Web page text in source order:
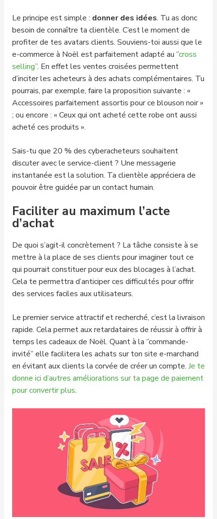
Le principe est simple : donner des idées. Tu as donc
besoin de connaître ta clientèle. C’est le moment de
profiter de tes avatars clients. Souviens-toi aussi que le
e-commerce à Noël est parfaitement adapté au ‘’cross
selling’’. En effet les ventes croisées permettent
d’inciter les acheteurs à des achats complémentaires. Tu
pourrais, par exemple, faire la proposition suivante : «
Accessoires parfaitement assortis pour ce blouson noir »
; ou encore : « Ceux qui ont acheté cette robe ont aussi
acheté ces produits ».
Sais-tu que 20 % des cyberacheteurs souhaitent
discuter avec le service-client ? Une messagerie
instantanée est la solution. Ta clientèle appréciera de
pouvoir être guidée par un contact humain.
Faciliter au maximum l’acte
d’achat
De quoi s’agit-il concrètement ? La tâche consiste à se
mettre à la place de ses clients pour imaginer tout ce
qui pourrait constituer pour eux des blocages à l’achat.
Cela te permettra d’anticiper ces difficultés pour offrir
des services faciles aux utilisateurs.
Le premier service attractif et recherché, c’est la livraison
rapide. Cela permet aux retardataires de réussir à offrir à
temps les cadeaux de Noël. Quant à la ‘’commande-
invité’’ elle facilitera les achats sur ton site e-marchand
en évitant aux clients la corvée de créer un compte. Je te
donne ici d’autres améliorations sur ta page de paiement
pour convertir plus.